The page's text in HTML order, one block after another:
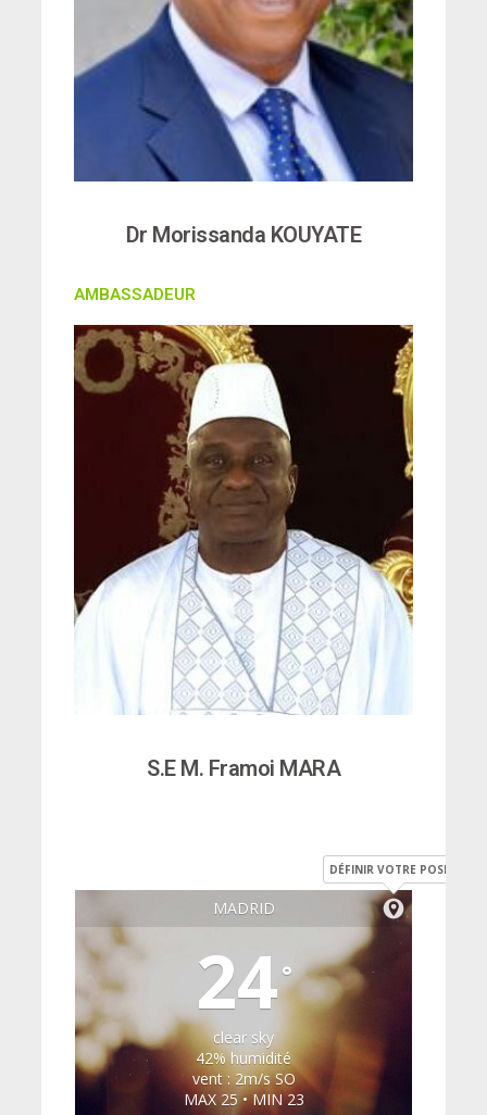
Dr Morissanda KOUYATE
AMBASSADEUR
S.E M. Framoi MARA
MADRID
DÉFINIR VOTRE POSITION
24°
clear sky
42% humidité
vent : 2m/s SO
MAX 25 • MIN 23